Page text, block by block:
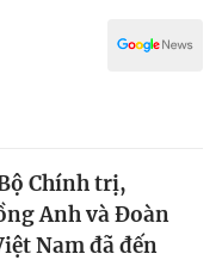
Chính trị,
Anh và Đoàn
Nam đã đến